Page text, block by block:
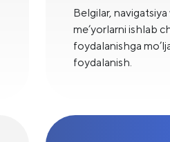
Belgilar,
me’yorlarni ishlab
foydalanishga
foydalanish.